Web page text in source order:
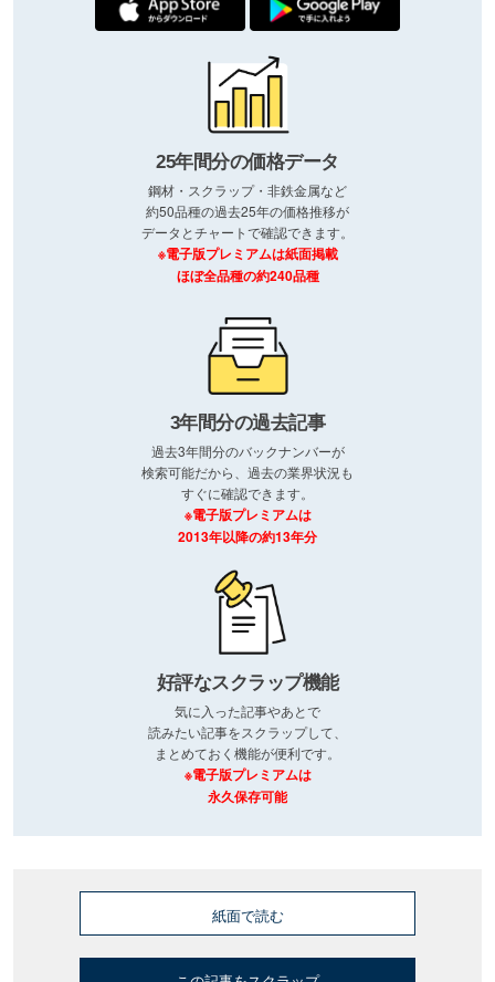
25年間分の価格データ
鋼材・スクラップ・非鉄金属など
約50品種の過去25年の価格推移が
データとチャートで確認できます。
※電子版プレミアムは紙面掲載
ほぼ全品種の約240品種
3年間分の過去記事
過去3年間分のバックナンバーが
検索可能だから、過去の業界状況も
すぐに確認できます。
※電子版プレミアムは
2013年以降の約13年分
好評なスクラップ機能
気に入った記事やあとで
読みたい記事をスクラップして、
まとめておく機能が便利です。
※電子版プレミアムは
永久保存可能
紙面で読む